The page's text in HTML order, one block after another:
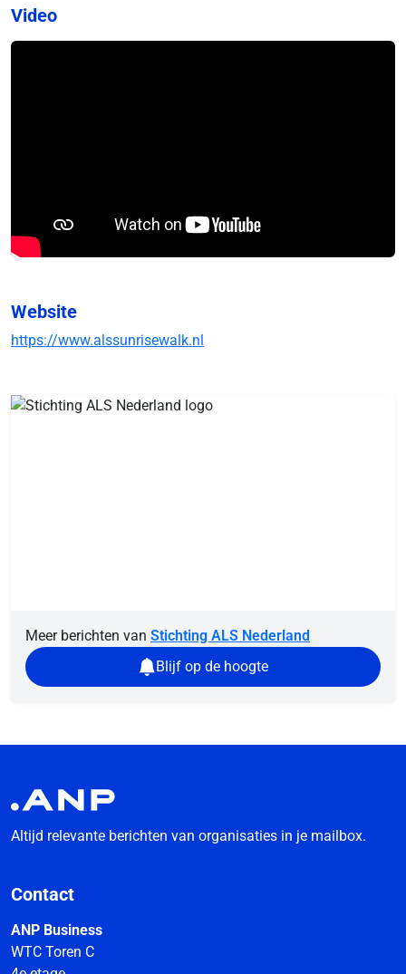
Video
Website
https://www.alssunrisewalk.nl
Meer berichten van Stichting ALS Nederland
Blijf op de hoogte
Altijd relevante berichten van organisaties in je mailbox.
Contact
ANP Business
WTC Toren C